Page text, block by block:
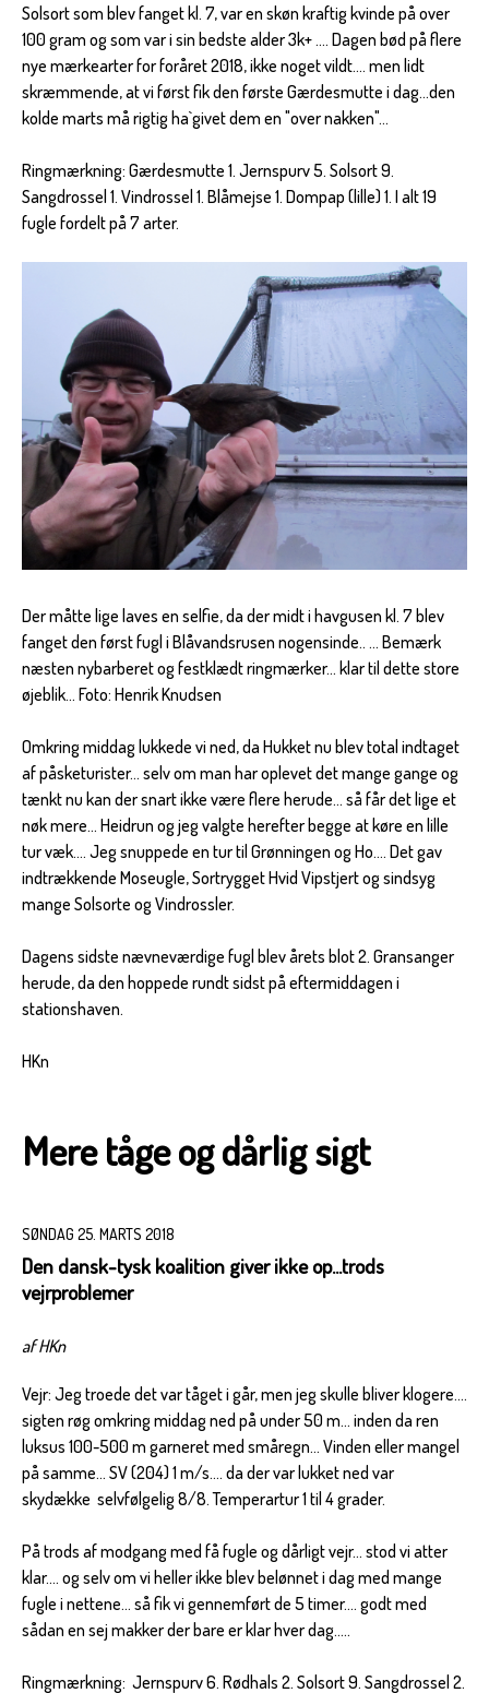
Solsort som blev fanget kl. 7, var en skøn kraftig kvinde på over
100 gram og som var i sin bedste alder 3k+ .... Dagen bød på flere
nye mærkearter for foråret 2018, ikke noget vildt.... men lidt
skræmmende, at vi først fik den første Gærdesmutte i dag...den
kolde marts må rigtig ha`givet dem en "over nakken"...
Ringmærkning: Gærdesmutte 1. Jernspurv 5. Solsort 9.
Sangdrossel 1. Vindrossel 1. Blåmejse 1. Dompap (lille) 1. I alt 19
fugle fordelt på 7 arter.
Der måtte lige laves en selfie, da der midt i havgusen kl. 7 blev
fanget den først fugl i Blåvandsrusen nogensinde.. ... Bemærk
næsten nybarberet og festklædt ringmærker... klar til dette store
øjeblik... Foto: Henrik Knudsen
Omkring middag lukkede vi ned, da Hukket nu blev total indtaget
af påsketurister... selv om man har oplevet det mange gange og
tænkt nu kan der snart ikke være flere herude... så får det lige et
nøk mere... Heidrun og jeg valgte herefter begge at køre en lille
tur væk.... Jeg snuppede en tur til Grønningen og Ho.... Det gav
indtrækkende Moseugle, Sortrygget Hvid Vipstjert og sindsyg
mange Solsorte og Vindrossler.
Dagens sidste nævneværdige fugl blev årets blot 2. Gransanger
herude, da den hoppede rundt sidst på eftermiddagen i
stationshaven.
HKn
Mere tåge og dårlig sigt
SØNDAG 25. MARTS 2018
Den dansk-tysk koalition giver ikke op...trods
vejrproblemer
af HKn
Vejr: Jeg troede det var tåget i går, men jeg skulle bliver klogere....
sigten røg omkring middag ned på under 50 m... inden da ren
luksus 100-500 m garneret med småregn... Vinden eller mangel
på samme... SV (204) 1 m/s.... da der var lukket ned var
skydække selvfølgelig 8/8. Temperartur 1 til 4 grader.
På trods af modgang med få fugle og dårligt vejr... stod vi atter
klar.... og selv om vi heller ikke blev belønnet i dag med mange
fugle i nettene... så fik vi gennemført de 5 timer.... godt med
sådan en sej makker der bare er klar hver dag.....
Ringmærkning: Jernspurv 6. Rødhals 2. Solsort 9. Sangdrossel 2.